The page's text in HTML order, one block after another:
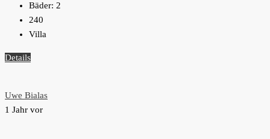
Bäder: 2
240
Villa
Details
Uwe Bialas
1 Jahr vor